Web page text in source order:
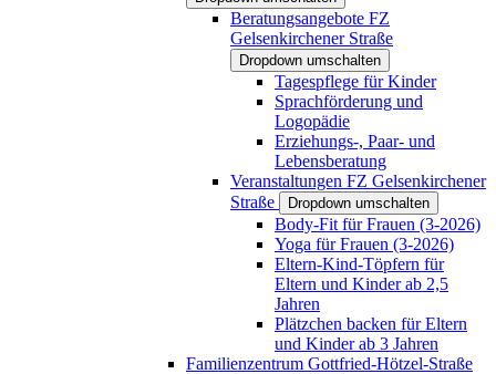
Beratungsangebote FZ
Gelsenkirchener Straße
Dropdown umschalten
Tagespflege für Kinder
Sprachförderung und
Logopädie
Erziehungs-, Paar- und
Lebensberatung
Veranstaltungen FZ Gelsenkirchener
Straße
Dropdown umschalten
Body-Fit für Frauen (3-2026)
Yoga für Frauen (3-2026)
Eltern-Kind-Töpfern für
Eltern und Kinder ab 2,5
Jahren
Plätzchen backen für Eltern
und Kinder ab 3 Jahren
Familienzentrum Gottfried-Hötzel-Straße